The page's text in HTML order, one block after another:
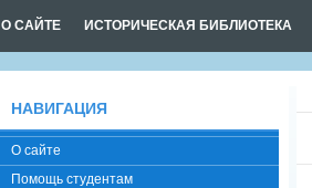
О САЙТЕ ИСТОРИЧЕСКАЯ БИБЛИОТЕКА
НАВИГАЦИЯ
О сайте
Помощь студентам